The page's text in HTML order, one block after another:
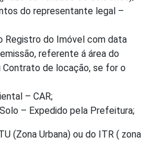
do representante legal –
Registro do Imóvel com data
referente á área do
de locação, se for o
– CAR;
– Expedido pela Prefeitura;
(Zona Urbana) ou do ITR ( zona